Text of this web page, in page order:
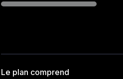
Loading...
Le plan comprend